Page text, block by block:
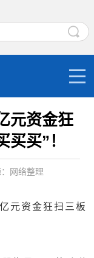
元资金狂
买”！
网络整理
元资金狂扫三板